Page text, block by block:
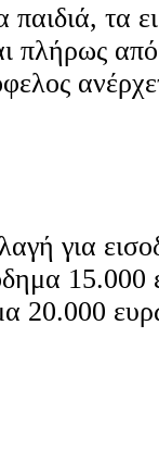
παιδιά, τα
πλήρως
για
15.000
20.000